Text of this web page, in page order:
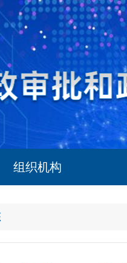
组织机构